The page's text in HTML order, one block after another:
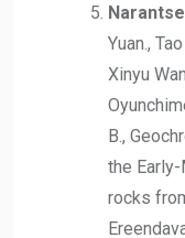
Yuan.,
Xinyu
B.,
the
rocks